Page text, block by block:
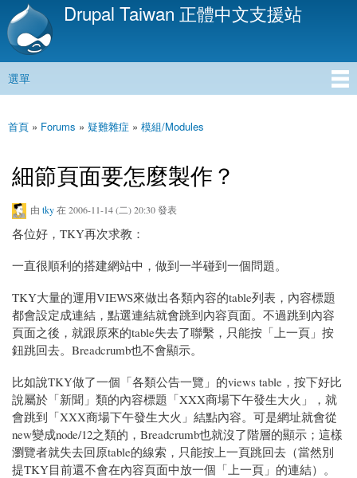
移
內
Drupal Taiwan 正體中文支援站
主選單
選單
您在這裡
首頁 » Forums » 疑難雜症 » 模組/Modules
細節頁面要怎麼製作？
由 tky在 2006-11-14 (二) 20:30 發表
各位好，TKY再次求教：
一直很順利的搭建網站中，做到一半碰到一個問題。
TKY大量的運用VIEWS來做出各類內容的table列表，內容標題
都會設定成連結，點選連結就會跳到內容頁面。不過跳到內容
頁面之後，就跟原來的table失去了聯繫，只能按「上一頁」按
鈕跳回去。Breadcrumb也不會顯示。
比如說TKY做了一個「各類公告一覽」的views table，按下好比
說屬於「新聞」類的內容標題「XXX商場下午發生大火」，就
會跳到「XXX商場下午發生大火」結點內容。可是網址就會從
new變成node/12之類的，Breadcrumb也就沒了階層的顯示；這樣
瀏覽者就失去回原table的線索，只能按上一頁跳回去（當然別
提TKY目前還不會在內容頁面中放一個「上一頁」的連結）。